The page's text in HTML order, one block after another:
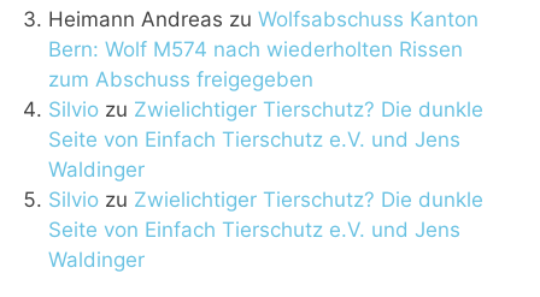
Heimann Andreas zu Wolfsabschuss Kanton
Bern: Wolf M574 nach wiederholten Rissen
zum Abschuss freigegeben
Silvio zu Zwielichtiger Tierschutz? Die dunkle
Seite von Einfach Tierschutz e.V. und Jens
Waldinger
Silvio zu Zwielichtiger Tierschutz? Die dunkle
Seite von Einfach Tierschutz e.V. und Jens
Waldinger